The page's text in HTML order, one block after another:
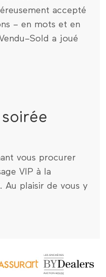
accepté
– en mots et en
a joué
vous procurer
VIP à la
Au plaisir de vous y